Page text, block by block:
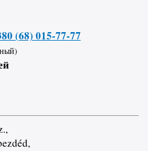
(68) 015-77-77